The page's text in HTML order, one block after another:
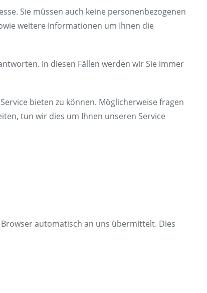
Sie müssen auch keine personenbezogenen
weitere Informationen um Ihnen die
In diesen Fällen werden wir Sie immer
bieten zu können. Möglicherweise fragen
tun wir dies um Ihnen unseren Service
automatisch an uns übermittelt. Dies